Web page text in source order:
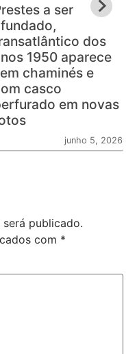
a ser
dos
1950 aparece
chaminés e
casco
em novas
junho 5, 2026
publicado.
com *